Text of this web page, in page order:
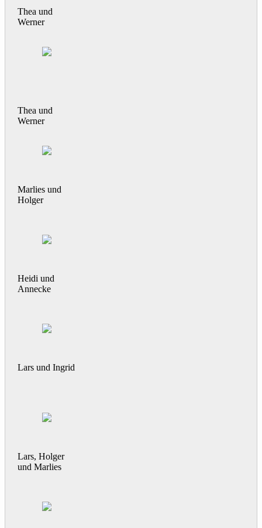
Thea und
Werner
Thea und
Werner
Marlies und
Holger
Heidi und
Annecke
Lars und Ingrid
Lars, Holger
und Marlies